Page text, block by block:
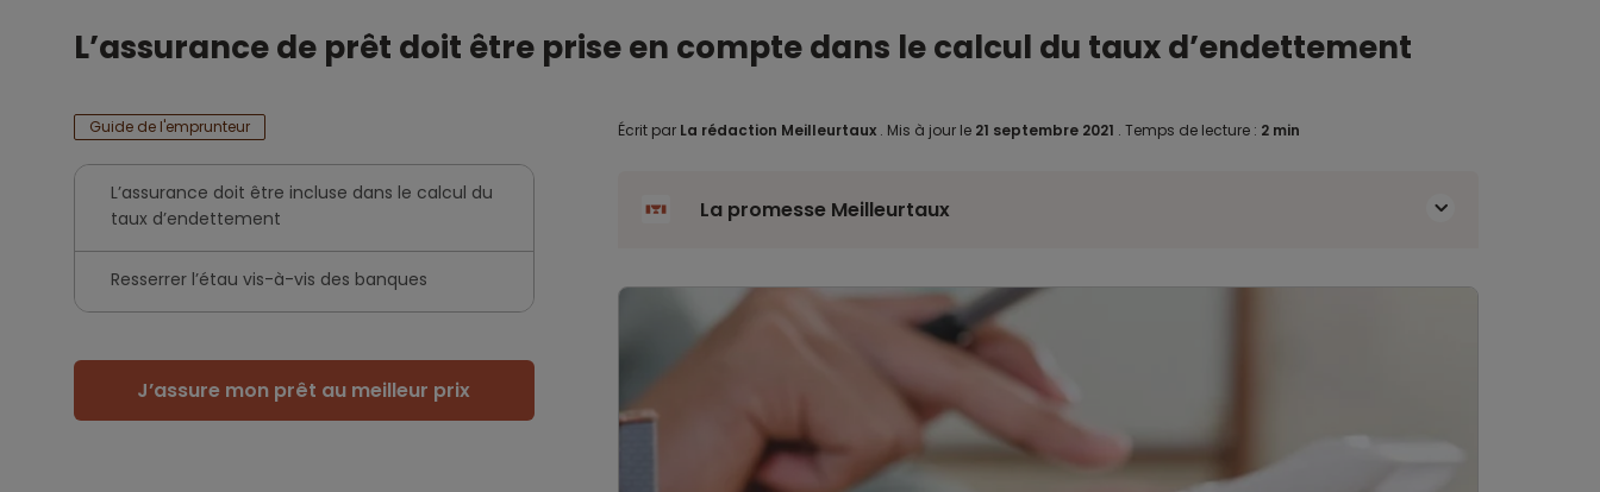
L’assurance de prêt doit être prise en compte dans le calcul du taux d’endettement
Guide de l'emprunteur
L’assurance doit être incluse dans le calcul du
taux d’endettement
Resserrer l’étau vis-à-vis des banques
J’assure mon prêt au meilleur prix
Écrit par La rédaction Meilleurtaux . Mis à jour le 21 septembre 2021 . Temps de lecture : 2 min
La promesse Meilleurtaux